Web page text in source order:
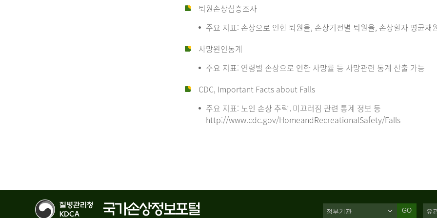
퇴원손상심층조사
주요 지표: 손상으로 인한 퇴원율, 손상기전별 퇴원율, 손상환자 평균재
사망원인통계
주요 지표: 연령별 손상으로 인한 사망률 등 사망관련 통계 산출 가능
CDC, Important Facts about Falls
주요 지표: 노인 손상 추락․미끄러짐 관련 통계 정보 등
http://www.cdc.gov/HomeandRecreationalSafety/Falls
GO